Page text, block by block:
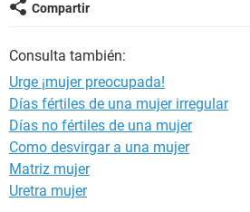
Compartir
Consulta también:
Urge ¡mujer preocupada!
Días fértiles de una mujer irregular
Días no fértiles de una mujer
Como desvirgar a una mujer
Matriz mujer
Uretra mujer